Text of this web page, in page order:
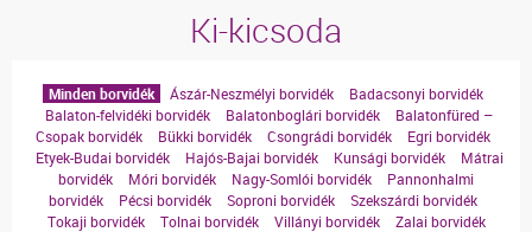
Ki-kicsoda
Minden borvidék Ászár-Neszmélyi borvidék
Badacsonyi borvidék
Balaton-felvidéki borvidék
Balatonboglári borvidék
Balatonfüred –
Csopak borvidék
Bükki borvidék Csongrádi borvidék
Egri borvidék
Etyek-Budai borvidék
Hajós-Bajai borvidék Kunsági borvidék
Mátrai
borvidék
Móri borvidék Nagy-Somlói borvidék
Pannonhalmi
borvidék
Pécsi borvidék Soproni borvidék
Szekszárdi borvidék
Tokaji borvidék
Tolnai borvidék Villányi borvidék
Zalai borvidék